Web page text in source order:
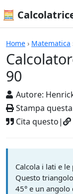
🧮
Home › Matematica
90
Autore:
Stampa
Cita questo|
Calcolatrici
Calcola i lati e
Questo
45° e un